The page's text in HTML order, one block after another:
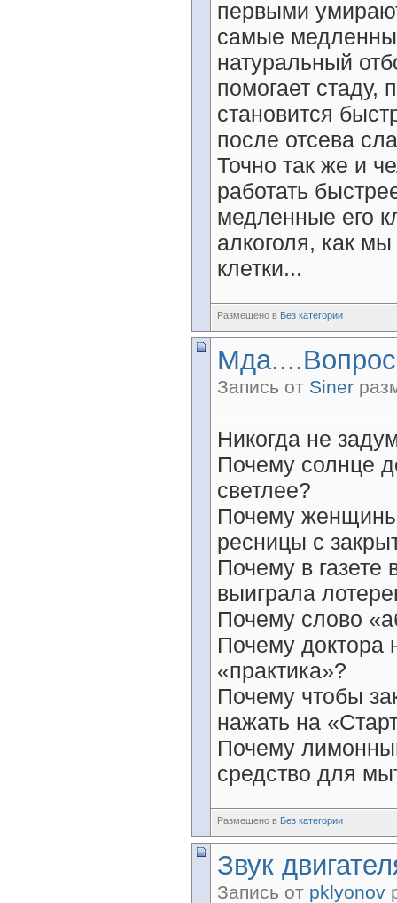
первыми
самые
натуральный
помогает стаду,
становится
после отсева
Точно так же и
работать
медленные его
алкоголя, как
клетки...
Размещено в Без категории
Запись от Siner
Никогда не
Почему солнце
светлее?
Почему женщины
ресницы с
Почему в
выиграла
Почему слово
Почему доктора
«практика»?
Почему чтобы
нажать на
Почему
средство для
Размещено в Без категории
Звук
Запись от pklyonov